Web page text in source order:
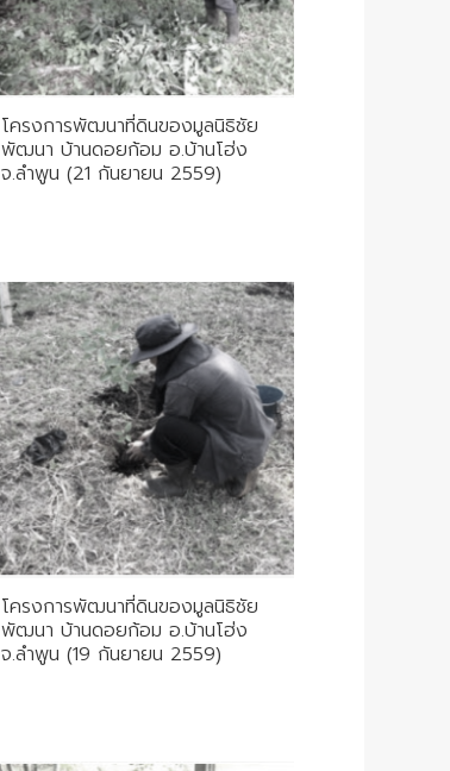
โครงการพัฒนาที่ดินของมูลนิธิชัย
พัฒนา บ้านดอยก้อม อ.บ้านโฮ่ง
จ.ลำพูน (21 กันยายน 2559)
โครงการพัฒนาที่ดินของมูลนิธิชัย
พัฒนา บ้านดอยก้อม อ.บ้านโฮ่ง
จ.ลำพูน (19 กันยายน 2559)